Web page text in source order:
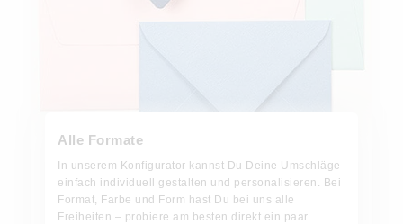
Alle Formate
In unserem Konfigurator kannst Du Deine Umschläge
einfach individuell gestalten und personalisieren. Bei
Format, Farbe und Form hast Du bei uns alle
Freiheiten – probiere am besten direkt ein paar